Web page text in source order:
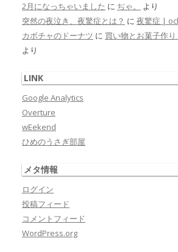
2月になっちゃいました に ぢゃ。
より
突然の夜泣き、夜驚症とは？ に 夜驚症 |
カボチャのドーナツ に 買い物とお菓子作
より
LINK
Google Analytics
Overture
wEekend
ひめのうさぎ部屋
メタ情報
ログイン
投稿フィード
コメントフィード
WordPress.org